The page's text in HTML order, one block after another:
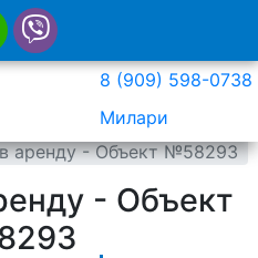
8 (909) 598-0738
Милари
аренду - Объект №58293
- Объект